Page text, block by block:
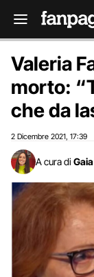
Valeria
morto:
che da
2 Dicembre 2021 17:39
A cura di